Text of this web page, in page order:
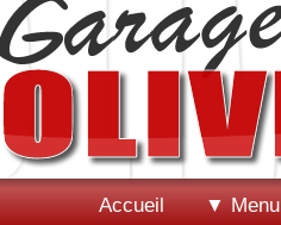
Accueil ▼ Menu